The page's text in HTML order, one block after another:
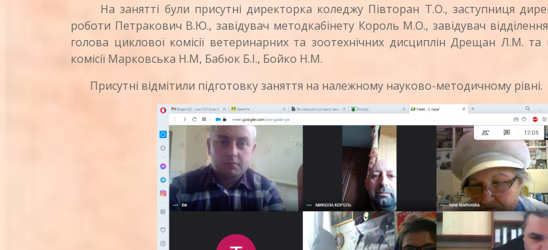
На занятті були присутні директорка коледжу Півторан Т.О., заступниця
роботи Петракович В.Ю., завідувач методкабінету Король М.О., завідувач
голова циклової комісії ветеринарних та зоотехнічних дисциплін Дрещан Л.М. та
комісії Марковська Н.М, Бабюк Б.І., Бойко Н.М.
Присутні відмітили підготовку заняття на належному науково-методичному рівні.